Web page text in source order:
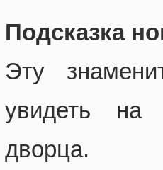
Подсказка
Эту
увидеть на
дворца.